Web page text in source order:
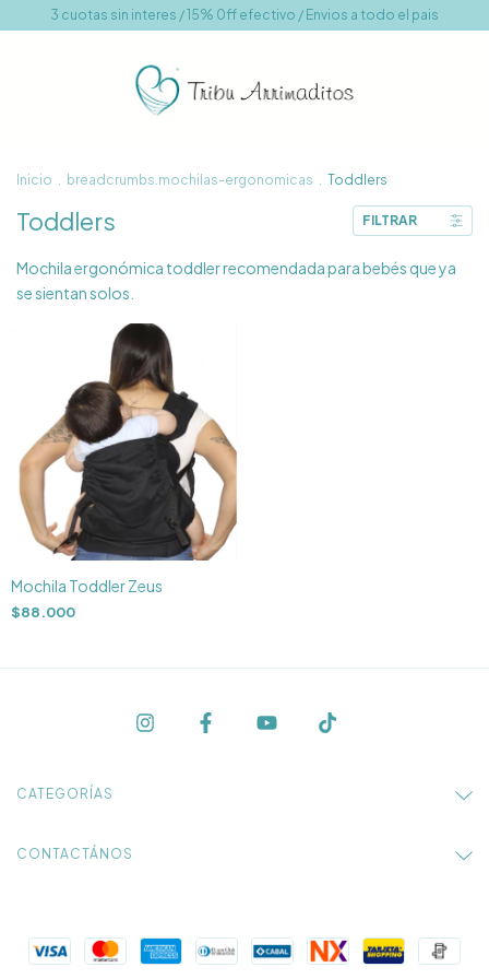
3 cuotas sin interes / 15% 0ff efectivo / Envios a todo el pais
Inicio . breadcrumbs.mochilas-ergonomicas . Toddlers
Toddlers FILTRAR
Mochila ergonómica toddler recomendada para bebés que ya
se sientan solos.
Mochila Toddler Zeus
$88.000
CATEGORÍAS
CONTACTÁNOS